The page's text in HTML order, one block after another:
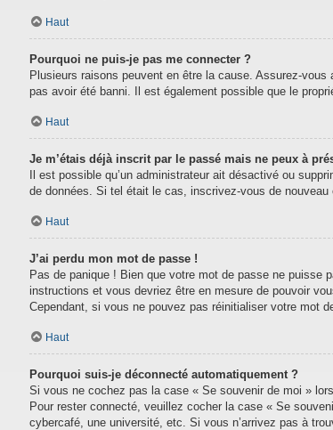
Haut
Pourquoi ne puis-je pas me connecter ?
Plusieurs raisons peuvent en être la cause. Assurez-
pas avoir été banni. Il est également possible que le
Haut
Je m’étais déjà inscrit par le passé mais ne peux à
Il est possible qu’un administrateur ait désactivé ou
de données. Si tel était le cas, inscrivez-vous de
Haut
J’ai perdu mon mot de passe !
Pas de panique ! Bien que votre mot de passe ne puisse
instructions et vous devriez être en mesure de pouvoir
Cependant, si vous ne pouvez pas réinitialiser votre mot
Haut
Pourquoi suis-je déconnecté automatiquement ?
Si vous ne cochez pas la case « Se souvenir de moi »
Pour rester connecté, veuillez cocher la case « Se
cybercafé, une université, etc. Si vous n’arrivez pas à